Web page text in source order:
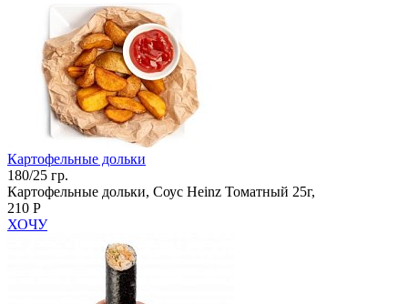
Картофельные дольки
180/25 гр.
Картофельные дольки, Соус Heinz Томатный 25г,
210 Р
ХОЧУ